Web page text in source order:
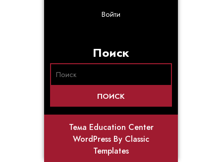
Войти
Поиск
Тема Education Center
WordPress By Classic
Templates